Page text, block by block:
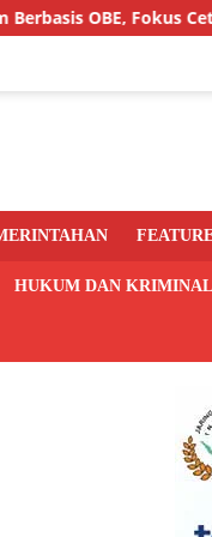
Fokus Cetak Lulusan
HUKUM DAN KRIMINAL